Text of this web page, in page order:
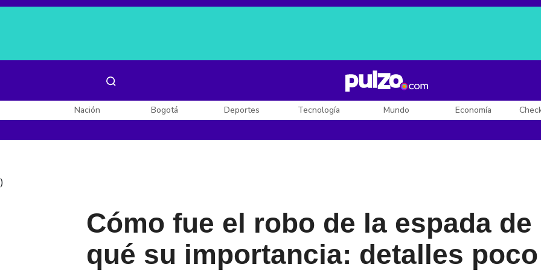
Posesión de De la Espriella
Nación Bogotá Deportes Tecnología Mundo Economía
)
Cómo fue el robo de la espada
qué su importancia: detalles